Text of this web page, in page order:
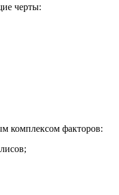
черты:
комплексом факторов: